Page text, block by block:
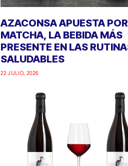
AZACONSA APUESTA
MATCHA, LA BEBIDA MÁS
PRESENTE EN LAS
SALUDABLES
22 JULIO, 2026